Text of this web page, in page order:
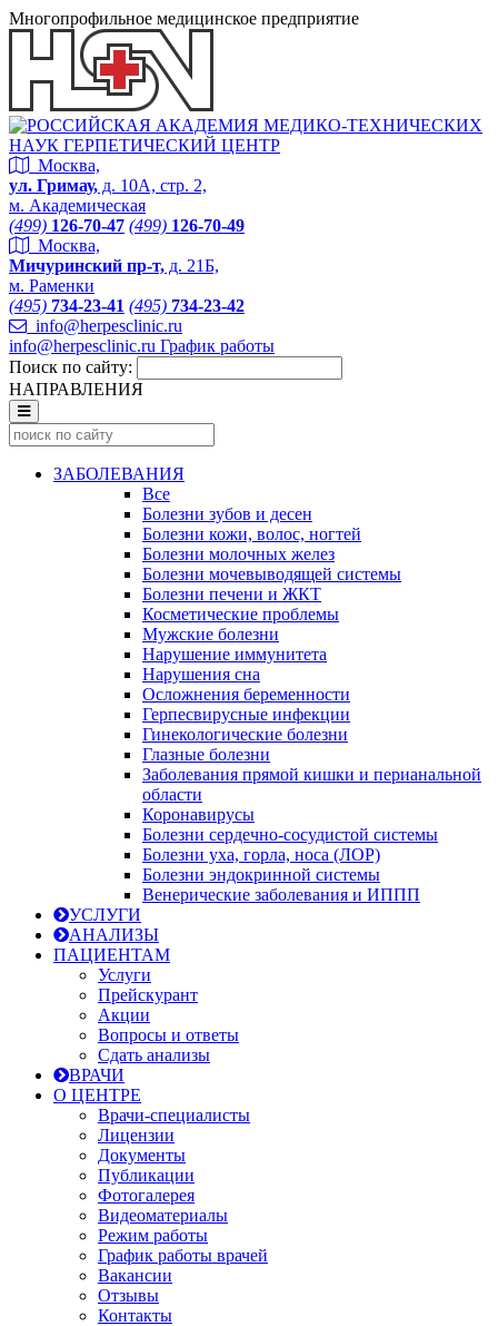
Многопрофильное медицинское предприятие
Москва,
ул. Гримау, д. 10А, стр. 2,
м. Академическая
(499) 126-70-47 (499) 126-70-49
Москва,
Мичуринский пр-т, д. 21Б,
м. Раменки
(495) 734-23-41 (495) 734-23-42
info@herpesclinic.ru
info@herpesclinic.ru График работы
Поиск по сайту:
НАПРАВЛЕНИЯ
ЗАБОЛЕВАНИЯ
Все
Болезни зубов и десен
Болезни кожи, волос, ногтей
Болезни молочных желез
Болезни мочевыводящей системы
Болезни печени и ЖКТ
Косметические проблемы
Мужские болезни
Нарушение иммунитета
Нарушения сна
Осложнения беременности
Герпесвирусные инфекции
Гинекологические болезни
Глазные болезни
Заболевания прямой кишки и перианальной
области
Коронавирусы
Болезни сердечно-сосудистой системы
Болезни уха, горла, носа (ЛОР)
Болезни эндокринной системы
Венерические заболевания и ИППП
УСЛУГИ
АНАЛИЗЫ
ПАЦИЕНТАМ
Услуги
Прейскурант
Акции
Вопросы и ответы
Сдать анализы
ВРАЧИ
О ЦЕНТРЕ
Врачи-специалисты
Лицензии
Документы
Публикации
Фотогалерея
Видеоматериалы
Режим работы
График работы врачей
Вакансии
Отзывы
Контакты